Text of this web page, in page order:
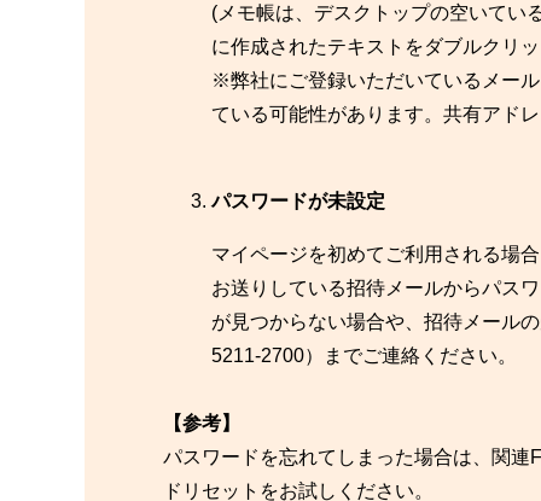
(メモ帳は、デスクトップの空いて
に作成されたテキストをダブルクリ
※弊社にご登録いただいているメー
ている可能性があります。共有アド
パスワードが未設定
マイページを初めてご利用される場
お送りしている招待メールからパス
が見つからない場合や、招待メール
5211-2700）までご連絡ください。
【参考】
パスワードを忘れてしまった場合は、関連
ドリセットをお試しください。